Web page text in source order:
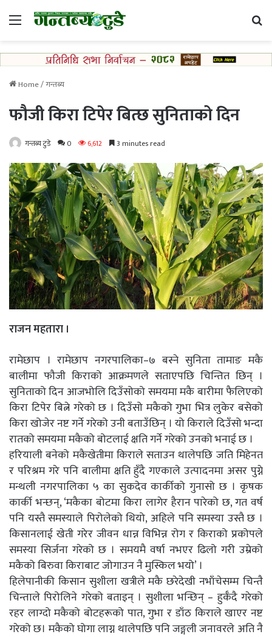
Menu
Home/गन्तब्य
फौजी किरा टिपेर बित्छ सुनिताको दिन
गन्तब्य टुडे 0 6,612 3 minutes read
राजन महतारा ।
रामेछाप । रामेछाप नगरपालिका–७ बस्ने सुनिता तामाङ मकै
बालीमा फौजी किराको आक्रमणले सताएपछि चिन्तित छिन् ।
सुनिताको दिन आजभोलि दिउँसोको समयमा मकै बारीमा फैलिएको
किरा टिपेर बित्ने गरेको छ । दिउँसो मकैको गुभा भित्र लुकेर बसेको
किरा खोजेर नष्ट गर्ने गरेको उनी बताउँछिन् । यो किराले दिउँसो भन्दा
रातको समयमा मकैको बोटलाई क्षति गर्ने गरेको उनको भनाई छ ।
हरियाली बनेको मकैखेतीमा किराले सताउन थालेपछि जति मिहेनत
र परिश्रम गरे पनि बालीमा क्षति हुँदै गएकाले उत्पादनमा असर पुग्ने
मन्थली नगरपालिका ५ का सुकदेव कार्कीको गुनासो छ । कृषक
कार्की भन्छन्, ‘मकैका बोटमा किरा लागेर हैरान पारेको छ, गत वर्ष
पनि यस्तै समस्याले पिरोलेको थियो, अहिले पनि समस्या उस्तै छ ।
किसानलाई खेती गरेर जीवन धान्न विभिन्न रोग र किराको प्रकोपले
समस्या सिर्जना गरेको छ । समयमै वर्षा नभएर ढिलो गरी उम्रेको
मकैको बिरुवा किराबाट जोगाउन नै मुस्किल भयो’ ।
हिलेपानीकी किसान सुशीला खत्रीले मकै छरेदेखी नभाँचेसम्म चिन्तै
चिन्ताले पिरोलिने गरेको बताइन् । सुशीला भन्छिन् – हुर्कँदै गरेको
रहर लाग्दो मकैको बोटहरूको पात, गुभा र डाँठ किराले खाएर नष्ट
गरेको छ। मकैको घोगा लाग्न थालेपछि पनि जङ्गली जनावरले अति नै